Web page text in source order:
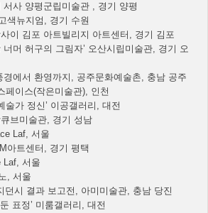
사 양평군립미술관 , 경기 양평
색뉴지엄, 경기 수원
이 김포 아트빌리지 아트센터, 경기 김포
너머 허구의 그림자’ 오산시립미술관, 경기 오
에서 환영까지, 공주문화예술촌, 충남 공주
페이스(작은미술관), 인천
술가 정신’ 이공갤러리, 대전
브미술관, 경기 성남
Laf, 서울
아트센터, 경기 평택
Laf, 서울
, 서울
던시 결과 보고전, 아미미술관, 충남 당진
표정’ 미룸갤러리, 대전